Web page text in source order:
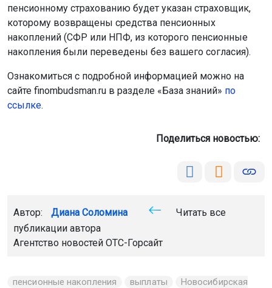
пенсионному страхованию будет указан страховщик,
которому возвращены средства пенсионных
накоплений (СФР или НПФ, из которого пенсионные
накопления были переведены без вашего согласия).
Ознакомиться с подробной информацией можно на
сайте finombudsman.ru в разделе «База знаний» по
ссылке.
Поделиться новостью:
Автор: Диана Соломина
Читать все
публикации автора
Агентство новостей ОТС-Горсайт
пенсионные накопления выплаты
Новосибирская